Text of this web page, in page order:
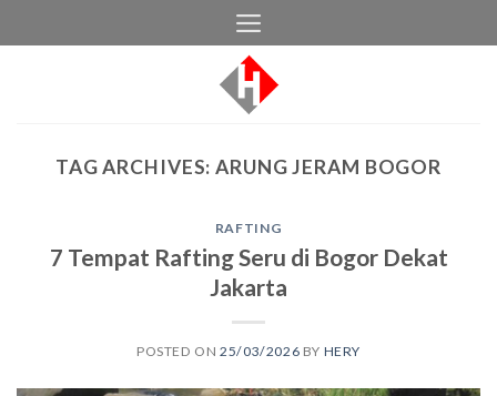
to
TAG ARCHIVES:ARUNG JERAM BOGOR
RAFTING
7 Tempat Rafting Seru di Bogor Dekat
Jakarta
POSTED ON25/03/2026 BY HERY